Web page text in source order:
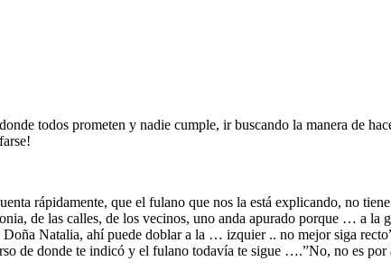
todos prometen y nadie cumple, ir buscando la manera de
rápidamente, que el fulano que nos la está explicando, no
de las calles, de los vecinos, uno anda apurado porque … a la
Natalia, ahí puede doblar a la … izquier .. no mejor siga
de donde te indicó y el fulano todavía te sigue ….”No, no es por